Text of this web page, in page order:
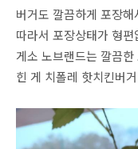
버거도 깔끔하게 포장
따라서 포장상태가 형
게소 노브랜드는 깔끔
힌 게 치폴레 핫치킨버